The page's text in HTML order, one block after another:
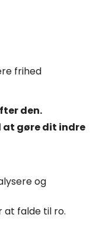
frihed
den.
at gøre dit indre
og
at falde til ro.